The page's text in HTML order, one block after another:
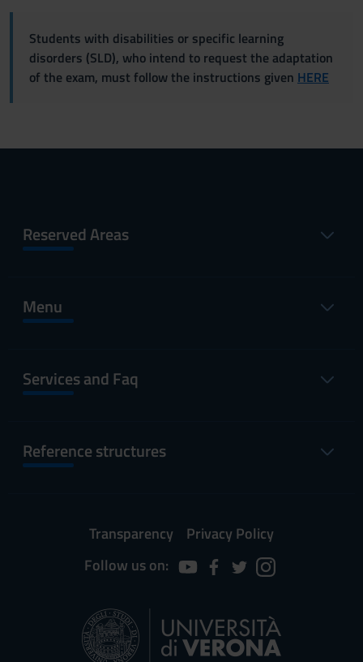
Students with disabilities or specific learning
disorders (SLD), who intend to request the adaptation
of the exam, must follow the instructions given HERE
Reserved Areas
Menu
Services and Faq
Reference structures
Transparency
Privacy Policy
Follow us on: